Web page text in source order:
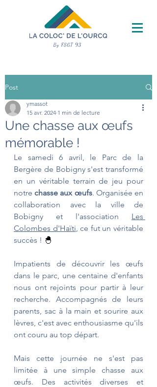
Post
Une chasse aux œufs
mémorable !
ymassot
15 avr. 2024 1 min de lecture
Le samedi 6 avril, le Parc de la
Bergère de Bobigny s'est transformé
en un véritable terrain de jeu pour
notre chasse aux œufs. Organisée en
collaboration avec la ville de
Bobigny et l'association Les
Colombes d'Haïti, ce fut un véritable
succès ! 🐣
Impatients de découvrir les œufs
dans le parc, une centaine d'enfants
nous ont rejoints pour partir à leur
recherche. Accompagnés de leurs
parents, sac à la main et sourire aux
lèvres, c'est avec enthousiasme qu'ils
ont couru au top départ.
Mais cette journée ne s'est pas
limitée à une simple chasse aux
œufs. Des activités diverses et